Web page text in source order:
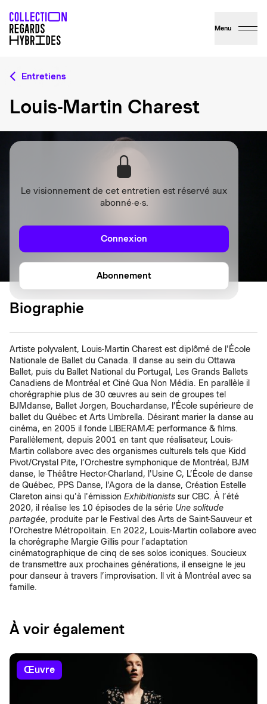
Menu
Entretiens
Louis-Martin Charest
Le visionnement de cet entretien est réservé aux
abonné·e·s.
Connexion
Abonnement
Biographie
Artiste polyvalent, Louis-Martin Charest est diplômé de l'École
Nationale de Ballet du Canada. Il danse au sein du Ottawa
Ballet, puis du Ballet National du Portugal, Les Grands Ballets
Canadiens de Montréal et Ciné Qua Non Média. En parallèle il
chorégraphie plus de 30 œuvres au sein de groupes tel
BJMdanse, Ballet Jorgen, Bouchardanse, l’École supérieure de
ballet du Québec et Arts Umbrella. Désirant marier la danse au
cinéma, en 2005 il fonde LIBERAMÆ performance & films.
Parallèlement, depuis 2001 en tant que réalisateur, Louis-
Martin collabore avec des organismes culturels tels que Kidd
Pivot/Crystal Pite, l’Orchestre symphonique de Montréal, BJM
danse, le Théâtre Hector-Charland, l'Usine C, L’École de danse
de Québec, PPS Danse, l'Agora de la danse, Création Estelle
Clareton ainsi qu'à l'émission Exhibitionists sur CBC. À l’été
2020, il réalise les 10 épisodes de la série Une solitude
partagée, produite par le Festival des Arts de Saint-Sauveur et
l’Orchestre Métropolitain. En 2022, Louis-Martin collabore avec
la chorégraphe Margie Gillis pour l’adaptation
cinématographique de cinq de ses solos iconiques. Soucieux
de transmettre aux prochaines générations, il enseigne le jeu
pour danseur à travers l’improvisation. Il vit à Montréal avec sa
famille.
À voir également
œuvre